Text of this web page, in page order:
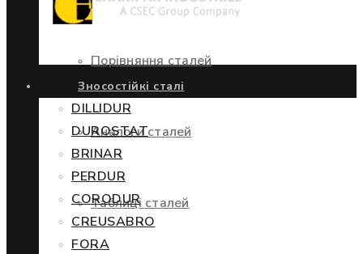
Порівняння сталей
Аналоги сталей
Таблиці сталей
Зносостійкі сталі
DILLIDUR
DUROSTAT
BRINAR
PERDUR
CORODUR
CREUSABRO
FORA